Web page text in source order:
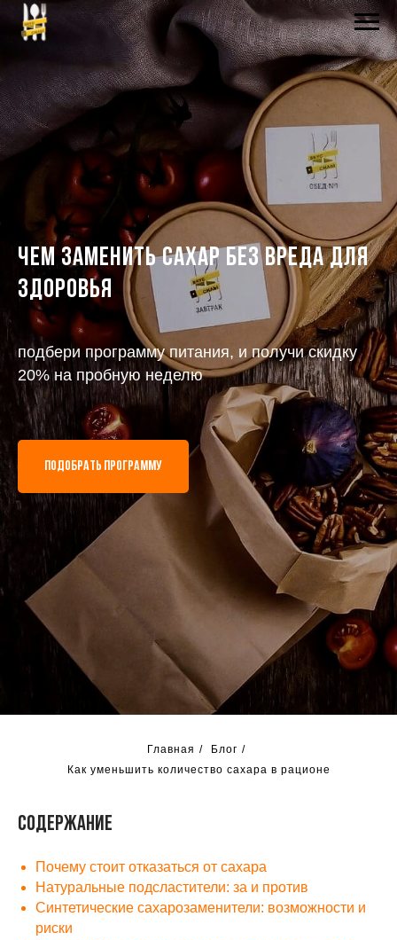
Чем заменить сахар без вреда для
здоровья
подбери программу питания, и получи скидку
20% на пробную неделю
ПОДОБРАТЬ ПРОГРАММУ
Главная / Блог /
Как уменьшить количество сахара в рационе
Содержание
Почему стоит отказаться от сахара
Натуральные подсластители: за и против
Синтетические сахарозаменители: возможности и
риски